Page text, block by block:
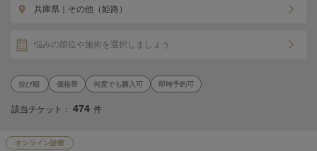
兵庫県｜その他（姫路）
悩みの部位や施術を選択しましょう
価格帯 何度でも購入可 即時予約可
該当チケット： 474 件
オンライン診療